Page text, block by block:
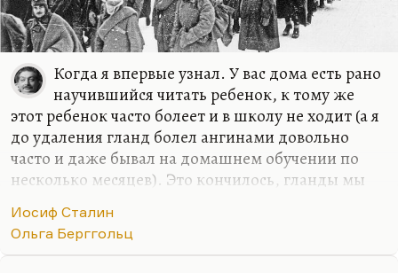
Когда я впервые узнал. У вас дома есть рано
научившийся читать ребенок, к тому же
этот ребенок часто болеет и в школу не ходит (а я
до удаления гланд болел ангинами довольно
часто и даже бывал на домашнем обучении по
несколько месяцев). Это кончилось, гланды мы
время, когда я проводил дома очень много
времени и все это время читал. Слава богу,
Иосиф Сталин
Ольга Берггольц